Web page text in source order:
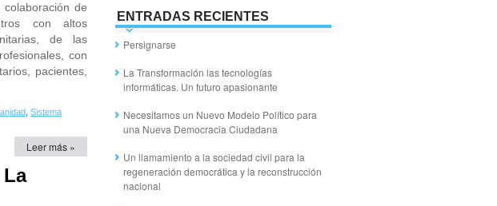
de
con altos
de las
con
pacientes,
Sistema
Leer más »
ENTRADAS RECIENTES
Persignarse
La Transformación las tecnologías
informáticas. Un futuro apasionante
Necesitamos un Nuevo Modelo Político para
una Nueva Democracia Ciudadana
Un llamamiento a la sociedad civil para la
regeneración democrática y la reconstrucción
nacional